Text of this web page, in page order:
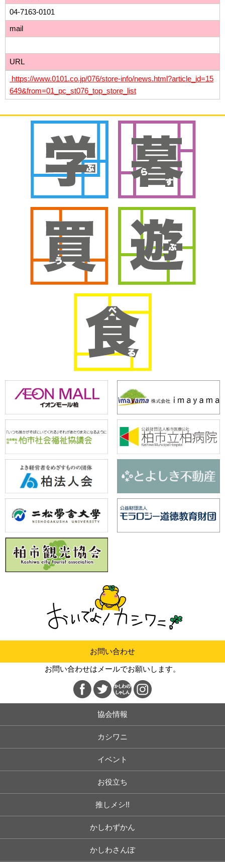
04-7163-0101
mail
URL
https://www.0101.co.jp/076/store-info/news.html?article_id=15
649&from=01_pc_st076_top_store_list
お問い合わせ
お問い合わせはメールでお願いします。
協会情報
カシワニ
イベント
お役立ち
推しメシ!!
かしわずかん
かしわさんぽ